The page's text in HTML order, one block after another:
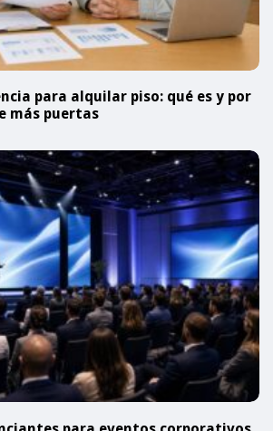
para alquilar piso: qué es y por
más puertas